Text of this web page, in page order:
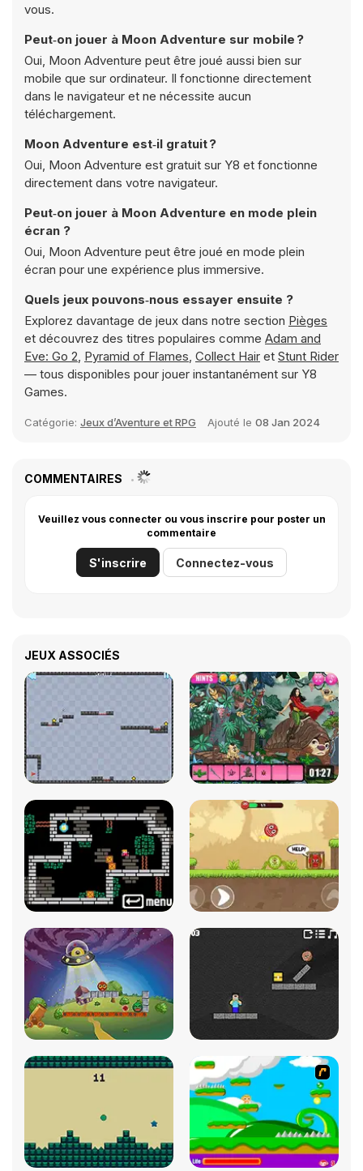
vous.
Peut‑on jouer à Moon Adventure sur mobile ?
Oui, Moon Adventure peut être joué aussi bien sur
mobile que sur ordinateur. Il fonctionne directement
dans le navigateur et ne nécessite aucun
téléchargement.
Moon Adventure est‑il gratuit ?
Oui, Moon Adventure est gratuit sur Y8 et fonctionne
directement dans votre navigateur.
Peut‑on jouer à Moon Adventure en mode plein
écran ?
Oui, Moon Adventure peut être joué en mode plein
écran pour une expérience plus immersive.
Quels jeux pouvons‑nous essayer ensuite ?
Explorez davantage de jeux dans notre section Pièges
et découvrez des titres populaires comme Adam and
Eve: Go 2, Pyramid of Flames, Collect Hair et Stunt Rider
— tous disponibles pour jouer instantanément sur Y8
Games.
Catégorie: Jeux d’Aventure et RPG Ajouté le 08 Jan 2024
COMMENTAIRES
Veuillez vous connecter ou vous inscrire pour poster un
commentaire
S'inscrire Connectez-vous
JEUX ASSOCIÉS